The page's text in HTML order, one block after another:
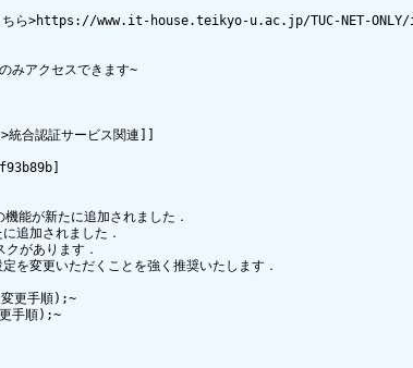
www.it-house.teikyo-u.ac.jp/TUC-NET-ONLY/
みアクセスできます~
合認証サービス関連]]
能が新たに追加されました．
追加されました．
があります．
を変更いただくことを強く推奨いたします．
更手順);~
手順);~